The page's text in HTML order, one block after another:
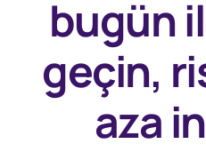
bugün
geçin,
aza